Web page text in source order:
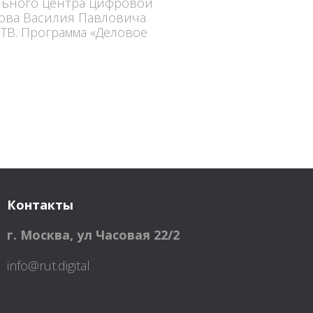
Василия Павловича
Программа «Деловое
Контакты
г. Москва, ул Часовая 22/2
info@rut.digital